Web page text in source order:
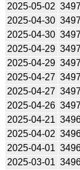
2025-05-02 3497
2025-04-30 3497
2025-04-30 3497
2025-04-29 3497
2025-04-29 3497
2025-04-27 3497
2025-04-27 3497
2025-04-26 3497
2025-04-21
2025-04-02
2025-04-01
2025-03-01